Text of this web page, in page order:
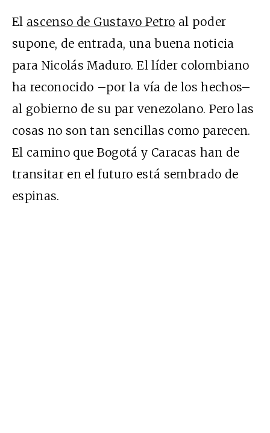
El ascenso de Gustavo Petro al poder
supone, de entrada, una buena noticia
para Nicolás Maduro. El líder colombiano
ha reconocido –por la vía de los hechos–
al gobierno de su par venezolano. Pero las
cosas no son tan sencillas como parecen.
El camino que Bogotá y Caracas han de
transitar en el futuro está sembrado de
espinas.